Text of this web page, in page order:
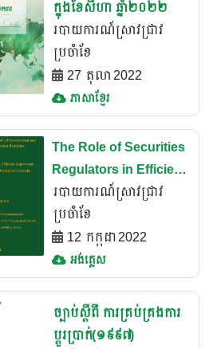
ក្នុងខែសីហា ឆ្នាំ២០២២
របាយការណ៍ស្រាវជ្រាវ
ប្រចំាខែ
27 តុលា 2022
ភាសាខ្មែរ
The Role of Securities
Regulators in Efficient
Supervision and
Regulations of the
Securities Market in
Cambodia
របាយការណ៍ស្រាវជ្រាវ
ប្រចំាខែ
12 កក្កដា 2022
អង់គ្លេស
ច្បាប់ស្តីពី ការគ្រប់គ្រងការ
ប្តូរប្រាក់(១៩៩៧)